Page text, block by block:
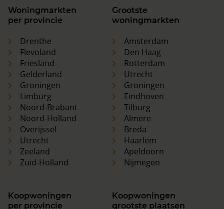
Woningmarkten
per provincie
Drenthe
Flevoland
Friesland
Gelderland
Groningen
Limburg
Noord-Brabant
Noord-Holland
Overijssel
Utrecht
Zeeland
Zuid-Holland
Grootste
woningmarkten
Amsterdam
Den Haag
Rotterdam
Utrecht
Groningen
Eindhoven
Tilburg
Almere
Breda
Haarlem
Apeldoorn
Nijmegen
Koopwoningen
per provincie
Koopwoningen
grootste plaatsen